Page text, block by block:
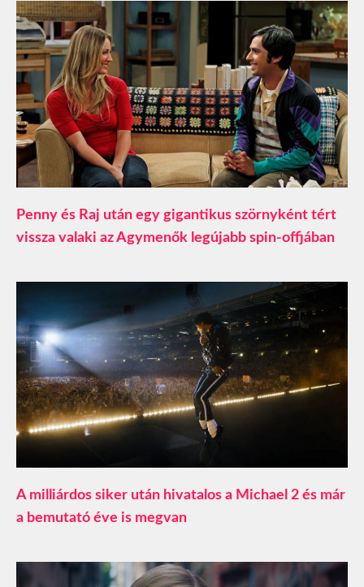
Penny és Raj után egy gigantikus szörnyként tért
vissza valaki az Agymenők legújabb spin-offjában
A milliárdos siker után hivatalos a Michael 2 és már
a bemutató éve is megvan